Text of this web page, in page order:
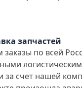
запчастей
по всей
за счет нашей